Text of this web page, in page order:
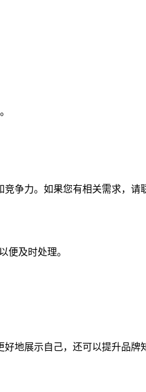
争力。如果您有相关需求，请
便及时处理。
地展示自己，还可以提升品牌